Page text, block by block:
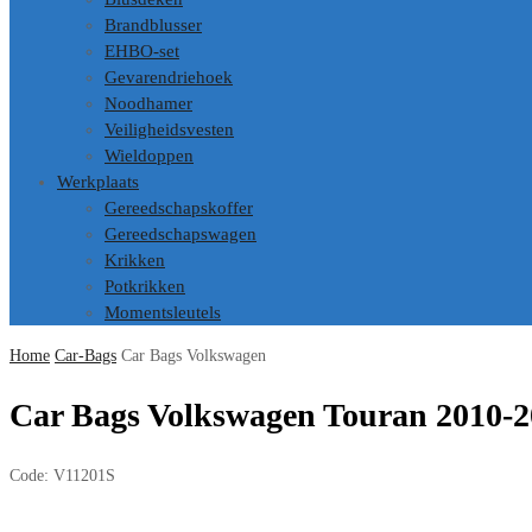
Brandblusser
EHBO-set
Gevarendriehoek
Noodhamer
Veiligheidsvesten
Wieldoppen
Werkplaats
Gereedschapskoffer
Gereedschapswagen
Krikken
Potkrikken
Momentsleutels
Home Car-Bags Car Bags Volkswagen
Car Bags Volkswagen Touran 2010-
Code: V11201S